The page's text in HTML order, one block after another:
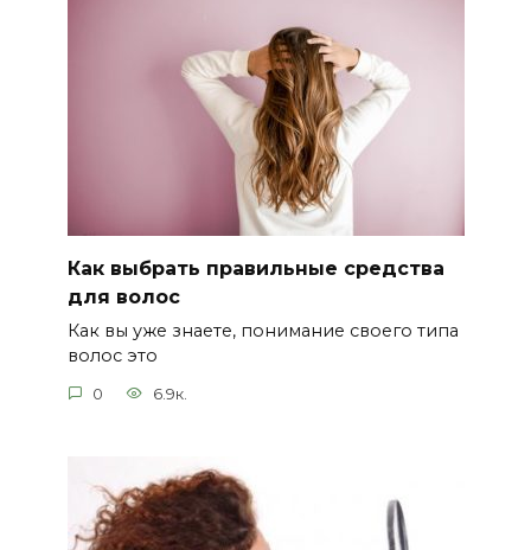
Как выбрать правильные средства
для волос
Как вы уже знаете, понимание своего типа
волос это
0 6.9к.